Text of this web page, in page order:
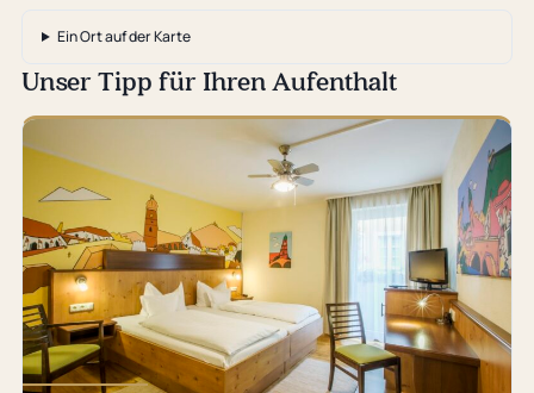
Ein Ort auf der Karte
Unser Tipp für Ihren Aufenthalt